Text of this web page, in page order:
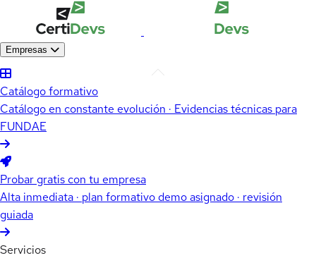
Empresas
Catálogo formativo
Catálogo en constante evolución · Evidencias técnicas para
FUNDAE
Probar gratis con tu empresa
Alta inmediata · plan formativo demo asignado · revisión
guiada
Servicios